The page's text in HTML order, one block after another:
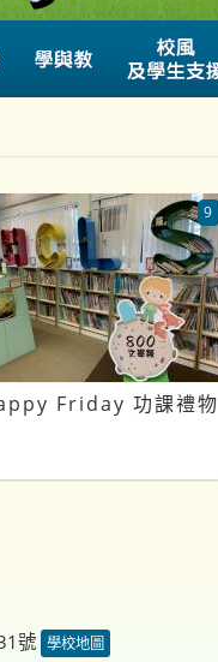
Friday 功課禮物
9
號 學校地圖